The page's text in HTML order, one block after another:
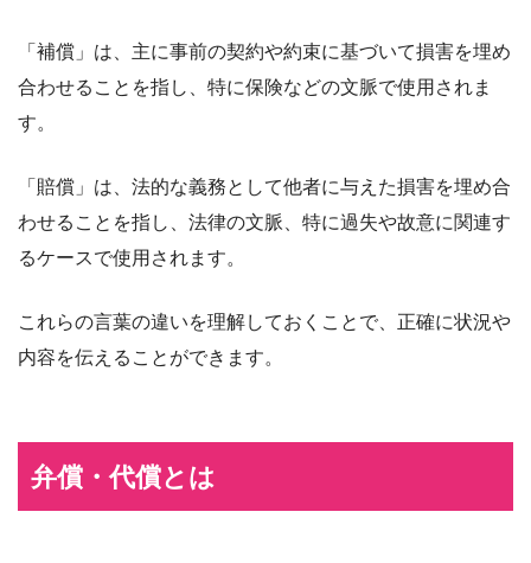
「補償」は、主に事前の契約や約束に基づいて損害を埋め
合わせることを指し、特に保険などの文脈で使用されま
す。
「賠償」は、法的な義務として他者に与えた損害を埋め合
わせることを指し、法律の文脈、特に過失や故意に関連す
るケースで使用されます。
これらの言葉の違いを理解しておくことで、正確に状況や
内容を伝えることができます。
弁償・代償とは